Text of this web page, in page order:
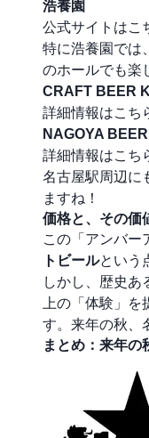
浩養園
公式サイトはこ
特に浩養園では
のホールでも楽
CRAFT BEER
詳細情報はこち
NAGOYA
詳細情報はこち
名古屋駅周辺に
ますね！
価格と、その価
この「アンバー
トビールという
しかし、歴史あ
上の「体験」
す。来年の秋、
まとめ：来年の